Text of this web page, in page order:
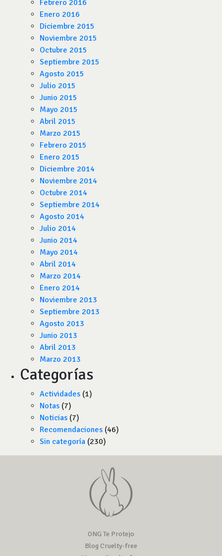
Febrero 2016
Enero 2016
Diciembre 2015
Noviembre 2015
Octubre 2015
Septiembre 2015
Agosto 2015
Julio 2015
Junio 2015
Mayo 2015
Abril 2015
Marzo 2015
Febrero 2015
Enero 2015
Diciembre 2014
Noviembre 2014
Octubre 2014
Septiembre 2014
Agosto 2014
Julio 2014
Junio 2014
Mayo 2014
Abril 2014
Marzo 2014
Enero 2014
Noviembre 2013
Septiembre 2013
Agosto 2013
Junio 2013
Abril 2013
Marzo 2013
Categorías
Actividades (1)
Notas (7)
Noticias (7)
Recomendaciones (46)
Sin categoría (230)
ONG Te Protejo
Blog Cruelty-free